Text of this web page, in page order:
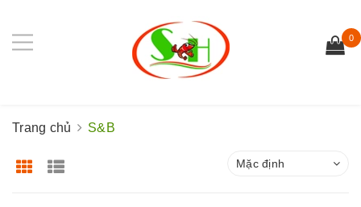
0
Trang chủ S&B
Mặc định